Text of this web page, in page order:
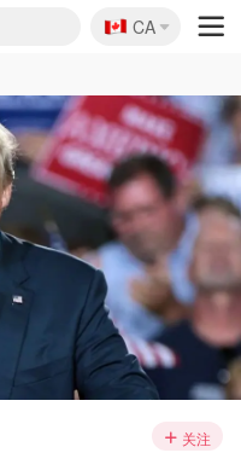
🇨🇦
CA
关注